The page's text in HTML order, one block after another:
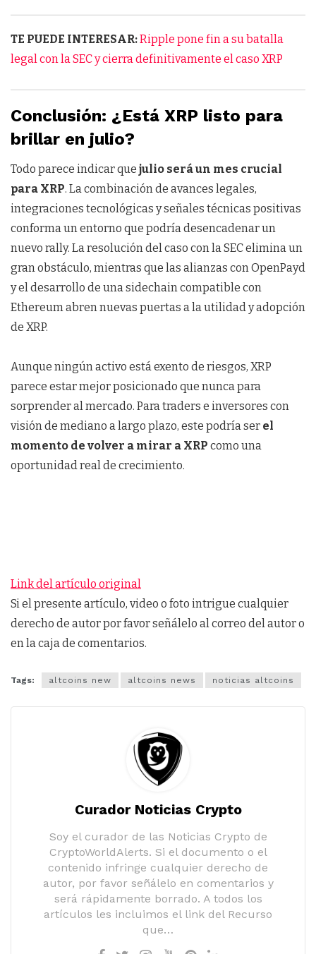
TE PUEDE INTERESAR:Ripple pone fin a su batalla
legal con la SEC y cierra definitivamente el caso XRP
Conclusión: ¿Está XRP listo para
brillar en julio?
Todo parece indicar que julio será un mes crucial
para XRP. La combinación de avances legales,
integraciones tecnológicas y señales técnicas positivas
conforma un entorno que podría desencadenar un
nuevo rally. La resolución del caso con la SEC elimina un
gran obstáculo, mientras que las alianzas con OpenPayd
y el desarrollo de una sidechain compatible con
Ethereum abren nuevas puertas a la utilidad y adopción
de XRP.
Aunque ningún activo está exento de riesgos, XRP
parece estar mejor posicionado que nunca para
sorprender al mercado. Para traders e inversores con
visión de mediano a largo plazo, este podría ser el
momento de volver a mirar a XRP como una
oportunidad real de crecimiento.
Link del artículo original
Si el presente artículo, video o foto intrigue cualquier
derecho de autor por favor señálelo al correo del autor o
en la caja de comentarios.
Tags: altcoins new altcoins news noticias altcoins
Curador Noticias Crypto
Soy el curador de las Noticias Crypto de
CryptoWorldAlerts. Si el documento o el
contenido infringe cualquier derecho de
autor, por favor señálelo en comentarios y
será rápidamente borrado. A todos los
artículos les incluimos el link del Recurso
que…